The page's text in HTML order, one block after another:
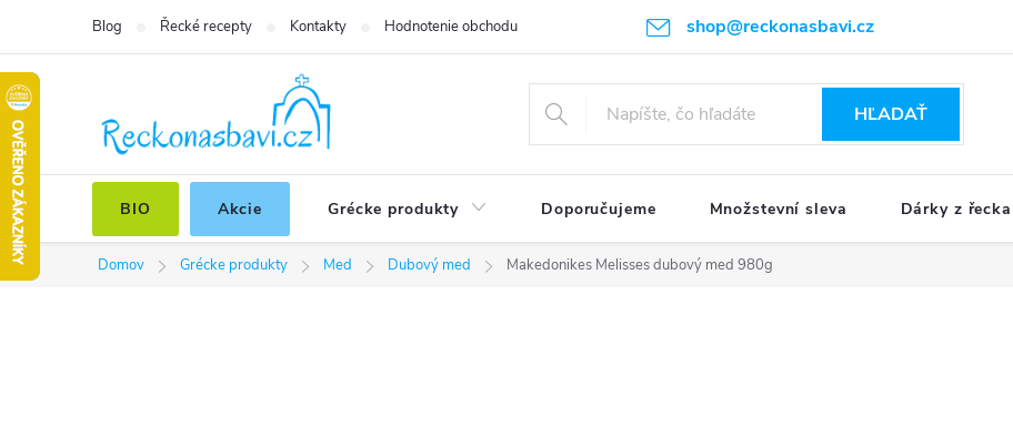
obsah
shop@reckonasbavi.cz
Blog Řecké recepty Kontakty Hodnotenie obchodu Podmienky ochrany osobných údajov Obchodné podmienky
HĽADAŤ
BIO Akcie Grécke produkty Doporučujeme Množstevní sleva Dárky z řecka
Domov Grécke produkty Med Dubový med Makedonikes Melisses dubový med 980g